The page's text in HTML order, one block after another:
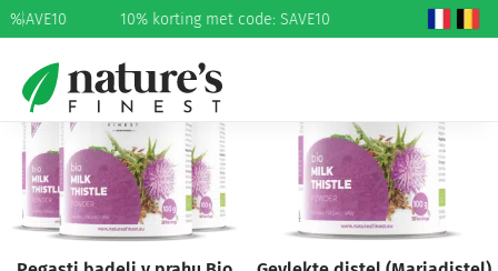
%
SAVE10 10% korting met code: SAVE10
20%